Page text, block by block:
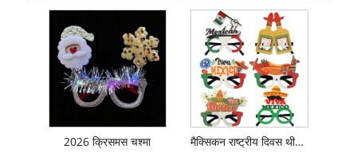
2026 क्रिसमस चश्मा मैक्सिकन राष्ट्रीय दिवस थीम वाला चश्मा